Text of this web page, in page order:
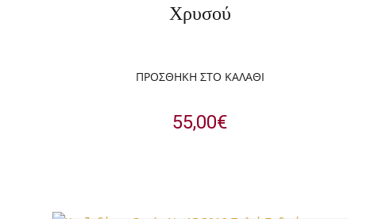
Χρυσού
ΠΡΟΣΘΉΚΗ ΣΤΟ ΚΑΛΆΘΙ
55,00€